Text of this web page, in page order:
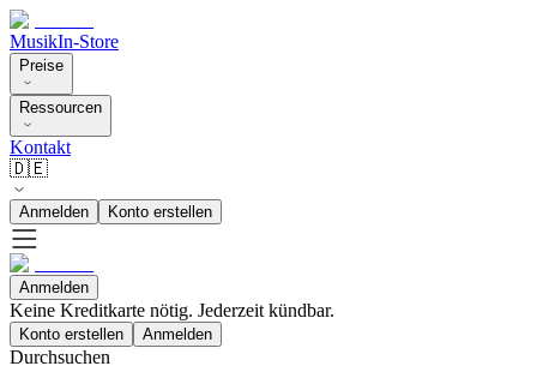
MusikIn-Store
Preise
Ressourcen
Kontakt
🇩🇪
Anmelden Konto erstellen
Anmelden
Keine Kreditkarte nötig. Jederzeit kündbar.
Konto erstellen Anmelden
Durchsuchen